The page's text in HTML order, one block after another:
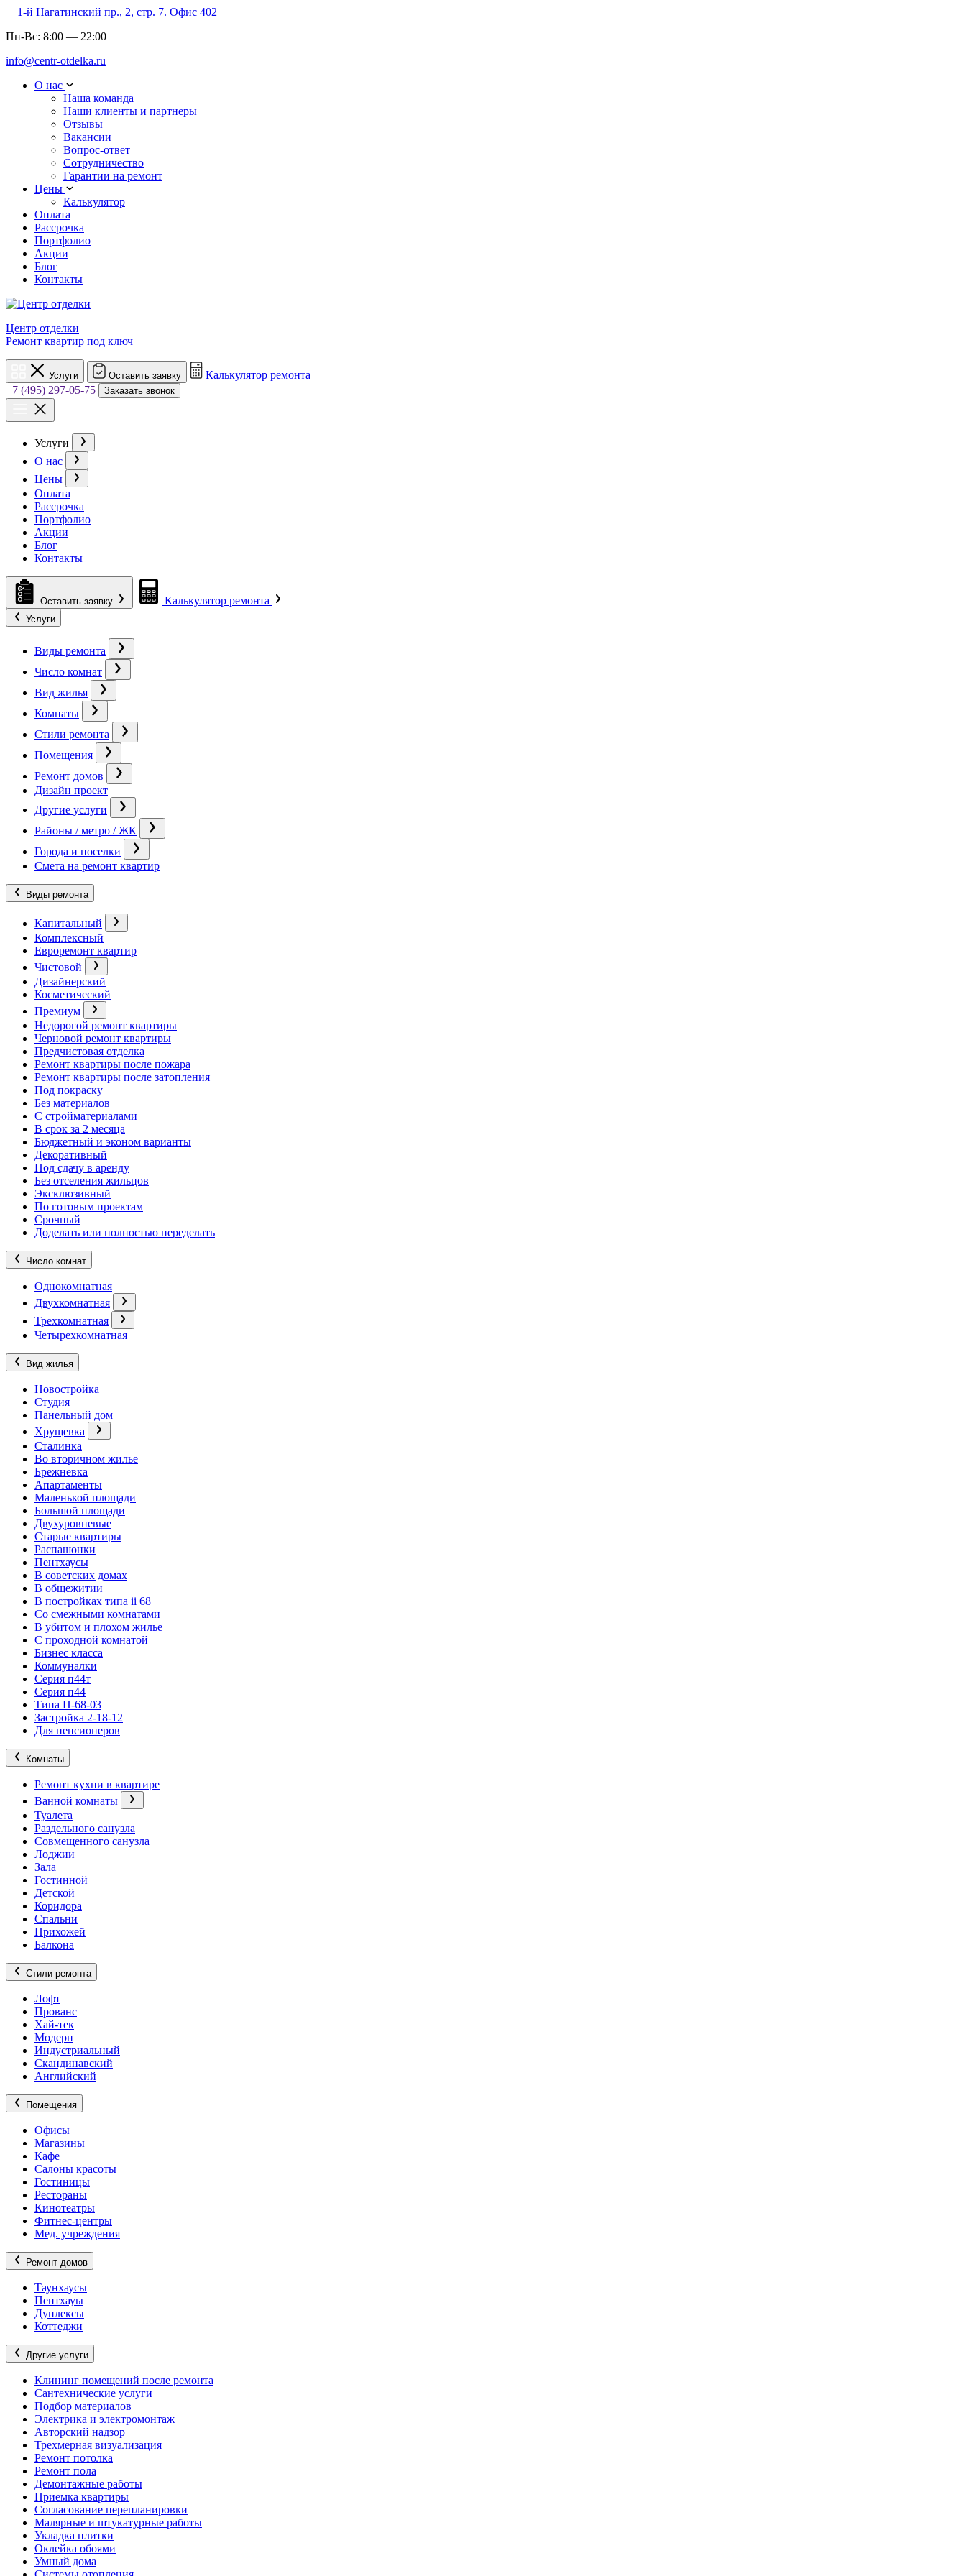
1-й Нагатинский пр., 2, стр. 7. Офис 402
Пн-Вс: 8:00 — 22:00
info@centr-otdelka.ru
О нас
Наша команда
Наши клиенты и партнеры
Отзывы
Вакансии
Вопрос-ответ
Сотрудничество
Гарантии на ремонт
Цены
Калькулятор
Оплата
Рассрочка
Портфолио
Акции
Блог
Контакты
Центр отделки
Ремонт квартир под ключ
Услуги Оставить заявку
Калькулятор ремонта
+7 (495) 297-05-75
Заказать звонок
Услуги
О нас
Цены
Оплата
Рассрочка
Портфолио
Акции
Блог
Контакты
Оставить заявку Калькулятор ремонта
Услуги
Виды ремонта
Число комнат
Вид жилья
Комнаты
Стили ремонта
Помещения
Ремонт домов
Дизайн проект
Другие услуги
Районы / метро / ЖК
Города и поселки
Смета на ремонт квартир
Виды ремонта
Капитальный
Комплексный
Евроремонт квартир
Чистовой
Дизайнерский
Косметический
Премиум
Недорогой ремонт квартиры
Черновой ремонт квартиры
Предчистовая отделка
Ремонт квартиры после пожара
Ремонт квартиры после затопления
Под покраску
Без материалов
С стройматериалами
В срок за 2 месяца
Бюджетный и эконом варианты
Декоративный
Под сдачу в аренду
Без отселения жильцов
Эксклюзивный
По готовым проектам
Срочный
Доделать или полностью переделать
Число комнат
Однокомнатная
Двухкомнатная
Трехкомнатная
Четырехкомнатная
Вид жилья
Новостройка
Студия
Панельный дом
Хрущевка
Сталинка
Во вторичном жилье
Брежневка
Апартаменты
Маленькой площади
Большой площади
Двухуровневые
Старые квартиры
Распашонки
Пентхаусы
В советских домах
В общежитии
В постройках типа ii 68
Со смежными комнатами
В убитом и плохом жилье
С проходной комнатой
Бизнес класса
Коммуналки
Серия п44т
Серия п44
Типа П-68-03
Застройка 2-18-12
Для пенсионеров
Комнаты
Ремонт кухни в квартире
Ванной комнаты
Туалета
Раздельного санузла
Совмещенного санузла
Лоджии
Зала
Гостинной
Детской
Коридора
Спальни
Прихожей
Балкона
Стили ремонта
Лофт
Прованс
Хай-тек
Модерн
Индустриальный
Скандинавский
Английский
Помещения
Офисы
Магазины
Кафе
Салоны красоты
Гостиницы
Рестораны
Кинотеатры
Фитнес-центры
Мед. учреждения
Ремонт домов
Таунхаусы
Пентхауы
Дуплексы
Коттеджи
Другие услуги
Клининг помещений после ремонта
Сантехнические услуги
Подбор материалов
Электрика и электромонтаж
Авторский надзор
Трехмерная визуализация
Ремонт потолка
Ремонт пола
Демонтажные работы
Приемка квартиры
Согласование перепланировки
Малярные и штукатурные работы
Укладка плитки
Оклейка обоями
Умный дома